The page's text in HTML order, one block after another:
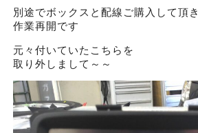
別途でボックスと配線ご購入して頂き
作業再開です
元々付いていたこちらを
取り外しまして～～